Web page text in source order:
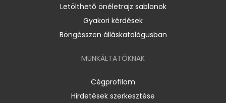
Letölthető önéletrajz sablonok
Gyakori kérdések
Böngésszen álláskatalógusban
MUNKÁLTATÓKNAK
Cégprofilom
Hirdetések szerkesztése